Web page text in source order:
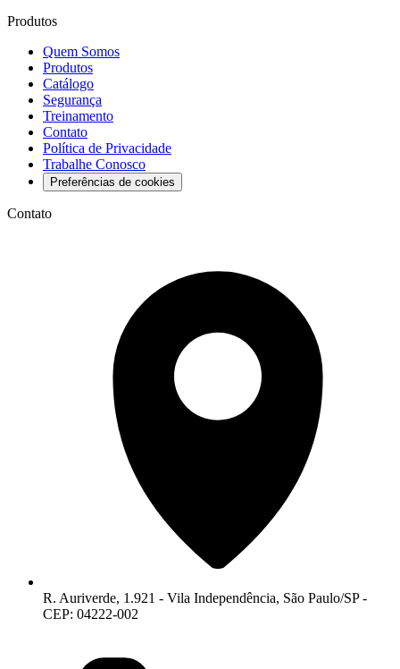
Produtos
Quem Somos
Produtos
Catálogo
Segurança
Treinamento
Contato
Política de Privacidade
Trabalhe Conosco
Preferências de cookies
Contato
R. Auriverde, 1.921 - Vila Independência, São Paulo/SP -
CEP: 04222-002